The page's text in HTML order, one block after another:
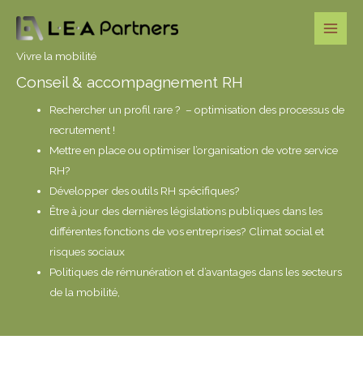
contenuVivre la mobilité
Conseil & accompagnement RH
Rechercher un profil rare ? – optimisation des processus de
recrutement !
Mettre en place ou optimiser l’organisation de votre service
RH?
Développer des outils RH spécifiques?
Être à jour des dernières législations publiques dans les
différentes fonctions de vos entreprises? Climat social et
risques sociaux
Politiques de rémunération et d’avantages dans les secteurs
de la mobilité,